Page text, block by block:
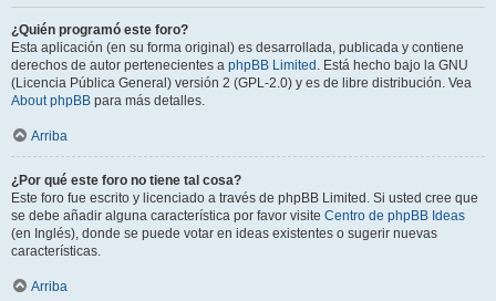
¿Quién programó este foro?
Esta aplicación (en su forma original) es desarrollada, publicada y contiene
derechos de autor pertenecientes a phpBB Limited . Está hecho bajo la GNU
(Licencia Pública General) versión 2 (GPL-2.0) y es de libre distribución. Vea
About phpBB para más detalles.
Arriba
¿Por qué este foro no tiene tal cosa?
Este foro fue escrito y licenciado a través de phpBB Limited. Si usted cree que
se debe añadir alguna característica por favor visite Centro de phpBB Ideas
(en Inglés), donde se puede votar en ideas existentes o sugerir nuevas
características.
Arriba